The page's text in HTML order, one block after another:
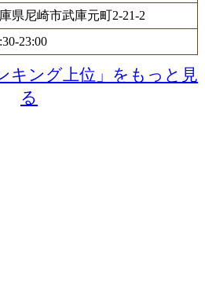
県尼崎市武庫元町2-21-2
23:00
キング上位」をもっと見
る